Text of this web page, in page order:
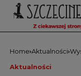
Home Aktualności
Aktualności